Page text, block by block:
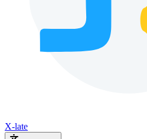
X-late